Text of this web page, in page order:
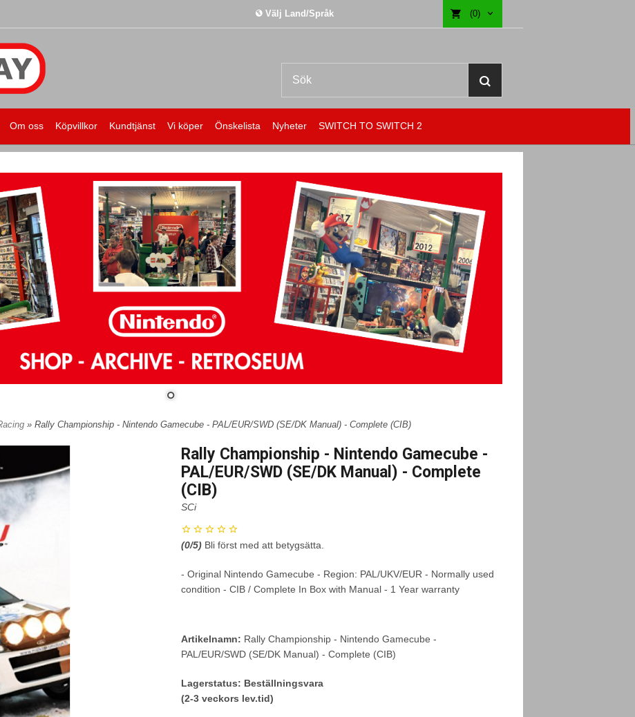
Välj Land/Språk (0)
Om oss Köpvillkor Kundtjänst Vi köper Önskelista Nyheter SWITCH TO SWITCH 2
» Rally Championship - Nintendo Gamecube - PAL/EUR/SWD (SE/DK Manual) - Complete (CIB)
Rally Championship - Nintendo Gamecube -
PAL/EUR/SWD (SE/DK Manual) - Complete
(CIB)
SCi
(0/5) Bli först med att betygsätta.
- Original Nintendo Gamecube - Region: PAL/UKV/EUR - Normally used
condition - CIB / Complete In Box with Manual - 1 Year warranty
Artikelnamn: Rally Championship - Nintendo Gamecube -
PAL/EUR/SWD (SE/DK Manual) - Complete (CIB)
Lagerstatus: Beställningsvara
(2-3 veckors lev.tid)